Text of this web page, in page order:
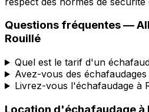
Questions fréquentes —
Rouillé
Quel est le tarif d'un
Avez-vous des
Livrez-vous l'échafaudage à
Location d'échafaudage à